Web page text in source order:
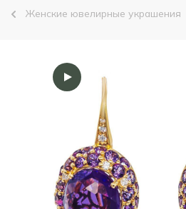
Женские ювелирные украшения